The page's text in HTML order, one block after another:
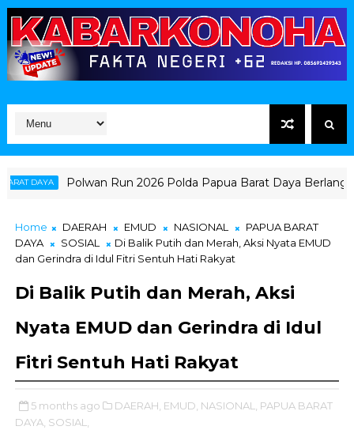
DAYA Polwan Run 2026 Polda Papua Barat Daya
Home DAERAH EMUD NASIONAL
PAPUA BARAT
DAYA
SOSIAL
Di Balik Putih dan Merah, Aksi Nyata EMUD
dan Gerindra di Idul Fitri Sentuh Hati Rakyat
Di Balik Putih dan Merah, Aksi
Nyata EMUD dan Gerindra di Idul
Fitri Sentuh Hati Rakyat
5 months ago DAERAH, EMUD, NASIONAL,
PAPUA BARAT
DAYA, SOSIAL,